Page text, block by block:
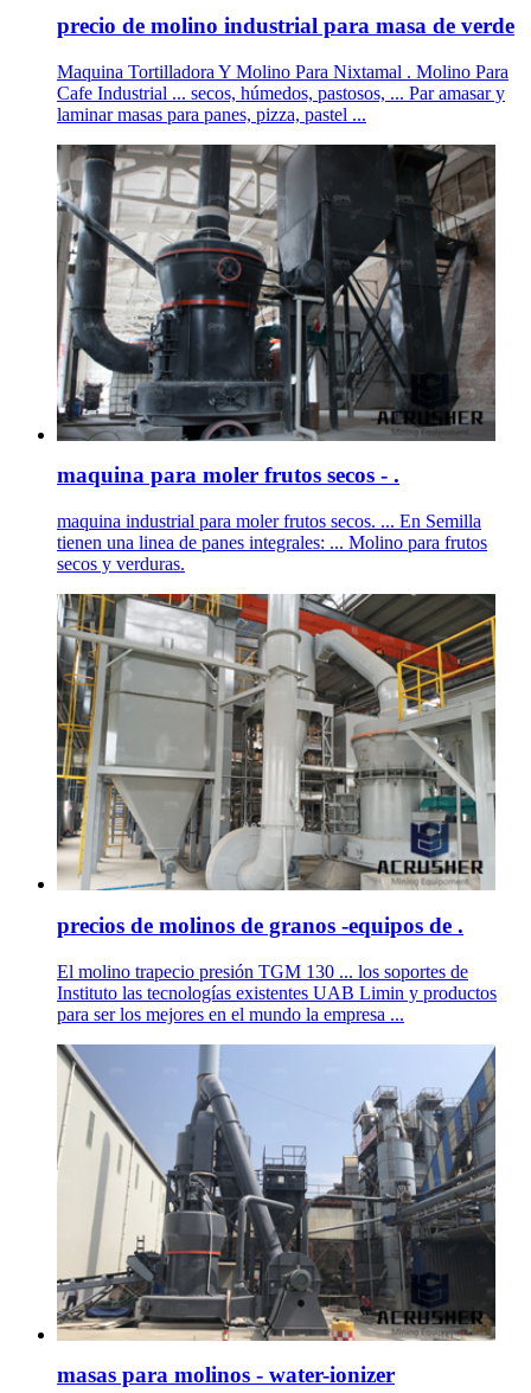
precio de molino industrial para masa de verde
Maquina Tortilladora Y Molino Para Nixtamal . Molino Para
Cafe Industrial ... secos, húmedos, pastosos, ... Par amasar y
laminar masas para panes, pizza, pastel ...
maquina para moler frutos secos - .
maquina industrial para moler frutos secos. ... En Semilla
tienen una linea de panes integrales: ... Molino para frutos
secos y verduras.
precios de molinos de granos -equipos de .
El molino trapecio presión TGM 130 ... los soportes de
Instituto las tecnologías existentes UAB Limin y productos
para ser los mejores en el mundo la empresa ...
masas para molinos - water-ionizer